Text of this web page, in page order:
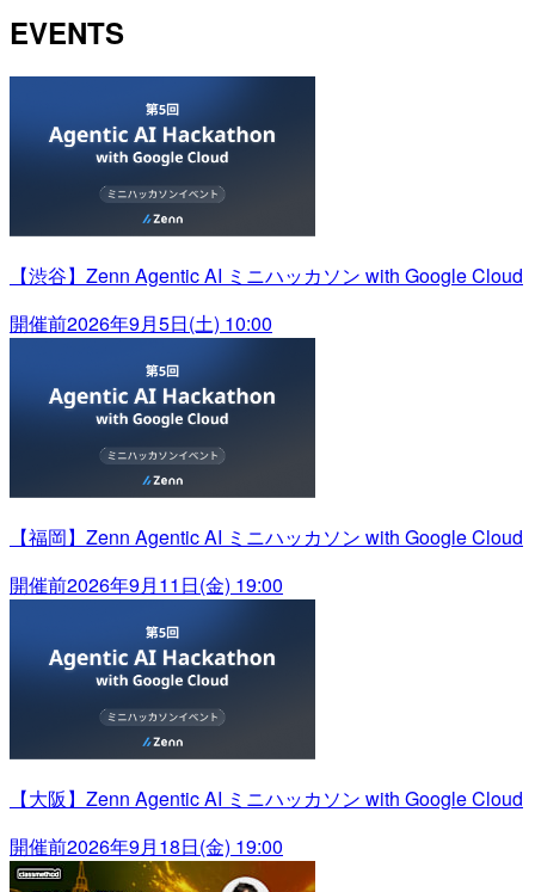
EVENTS
【渋谷】Zenn Agentic AI ミニハッカソン with Google Cloud
開催前2026年9月5日(土) 10:00
【福岡】Zenn Agentic AI ミニハッカソン with Google Cloud
開催前2026年9月11日(金) 19:00
【大阪】Zenn Agentic AI ミニハッカソン with Google Cloud
開催前2026年9月18日(金) 19:00